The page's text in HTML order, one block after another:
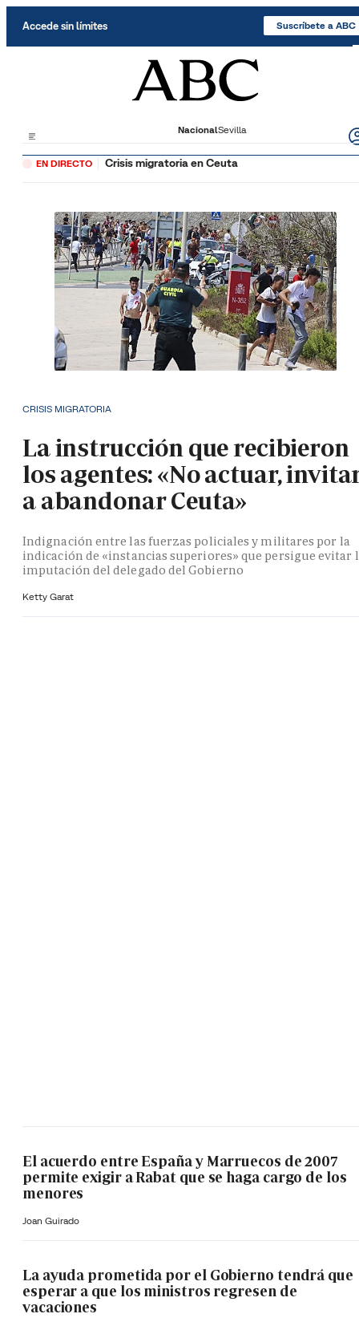
Accede sin límites Suscríbete a ABC
NacionalSevilla
EN DIRECTO Crisis migratoria en Ceuta
CRISIS MIGRATORIA
La instrucción que recibieron
los agentes: «No actuar,
a abandonar Ceuta»
Indignación entre las fuerzas policiales y militares por la
indicación de «instancias superiores» que persigue evitar
imputación del delegado del Gobierno
Ketty Garat
El acuerdo entre España y Marruecos de 2007
permite exigir a Rabat que se haga cargo de los
menores
Joan Guirado
La ayuda prometida por el Gobierno tendrá que
esperar a que los ministros regresen de
vacaciones